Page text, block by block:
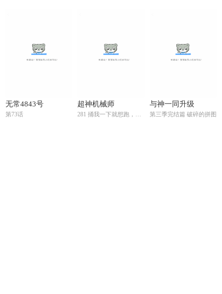
无常4843号
第73话
超神机械师
281 捅我一下就想跑，不存在的
与神一同升级
第三季完结篇 破碎的拼图